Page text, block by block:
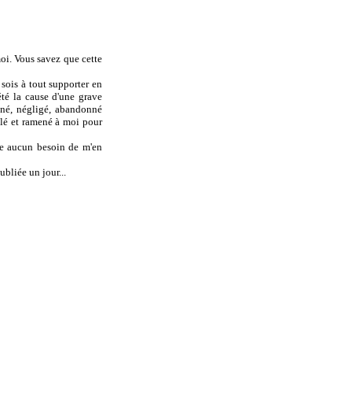
Vous savez que cette
à tout supporter en
la cause d'une grave
négligé, abandonné
et ramené à moi pour
aucun besoin de m'en
un jour...